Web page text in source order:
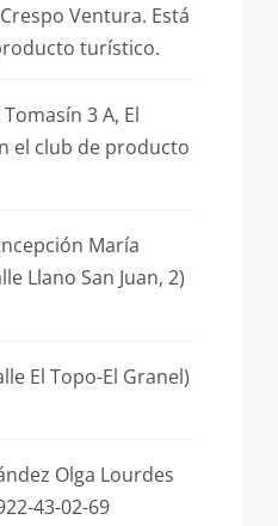
Ventura. Está
turístico.
3 A, El
el club de producto
María
Llano San Juan, 2)
El Topo-El Granel)
Olga Lourdes
43-02-69